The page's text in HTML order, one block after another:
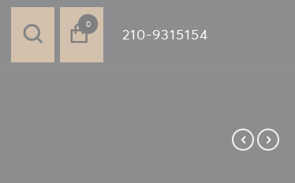
0στοιχεία
210-9315154